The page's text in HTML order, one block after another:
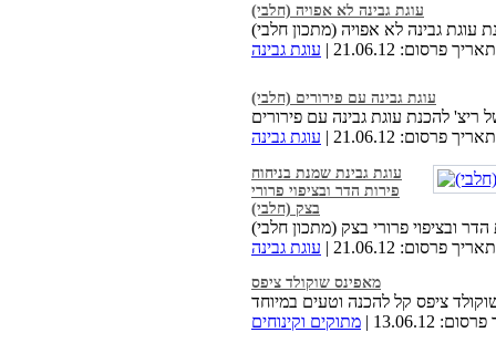
עוגת גבינה לא אפויה (חלבי)
פרסום: 21.06.12 | עוגת גבינה
עוגת גבינה עם פירורים (חלבי)
פרסום: 21.06.12 | עוגת גבינה
עוגת גבינת שמנת בניחוח
פירות הדר ובציפוי פרורי
בצק (חלבי)
פרסום: 21.06.12 | עוגת גבינה
מאפינס שוקולד ציפס
13.06.12 | מתוקים וקינוחים